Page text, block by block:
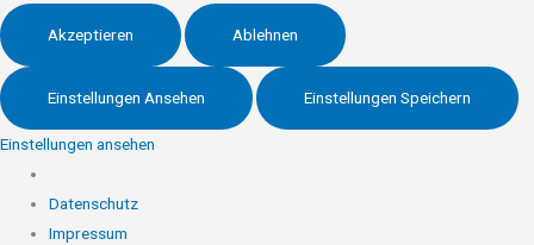
Akzeptieren Ablehnen
Einstellungen Ansehen Einstellungen Speichern
Einstellungen ansehen
Datenschutz
Impressum